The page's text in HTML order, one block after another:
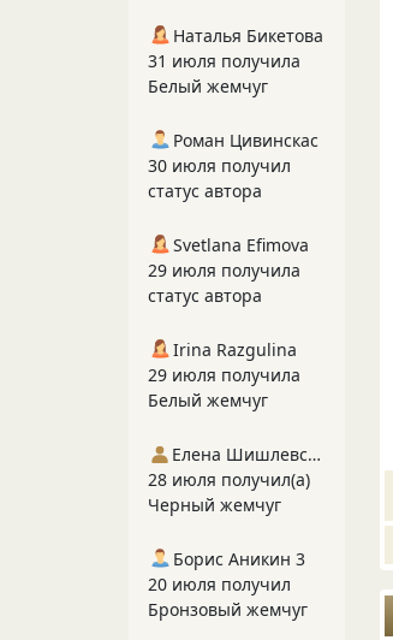
Наталья Бикетова
31 июля получила
Белый жемчуг
Роман Цивинскас
30 июля получил
статус автора
Svetlana Efimova
29 июля получила
статус автора
Irina Razgulina
29 июля получила
Белый жемчуг
Елена Шишлевская
28 июля получил(а)
Черный жемчуг
Борис Аникин 3
20 июля получил
Бронзовый жемчуг